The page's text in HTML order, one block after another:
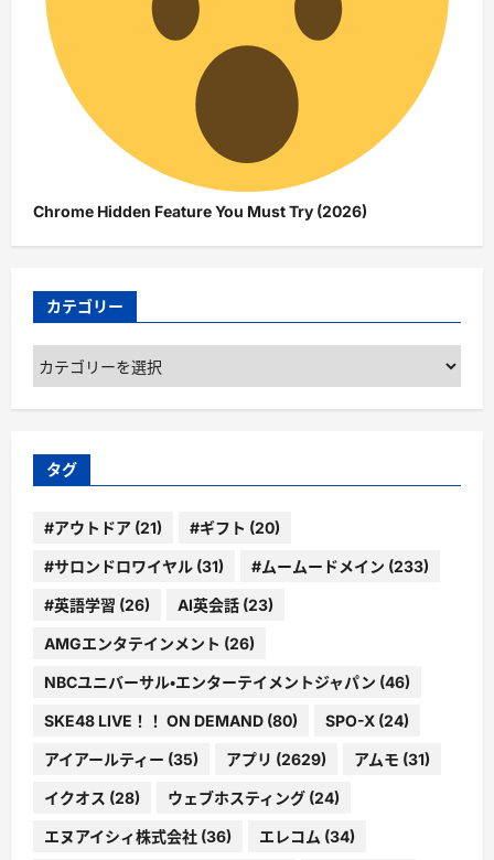
Chrome Hidden Feature You Must Try (2026)
カテゴリー
カ
テ
ゴ
ー
タグ
#アウトドア (21) #ギフト (20)
#サロンドロワイヤル (31) #ムームードメイン (233)
#英語学習 (26) AI英会話 (23)
AMGエンタテインメント (26)
NBCユニバーサル・エンターテイメントジャパン (46)
SKE48 LIVE！！ ON DEMAND (80) SPO-X (24)
アイアールティー (35) アプリ (2629) アムモ (31)
イクオス (28) ウェブホスティング (24)
エヌアイシィ株式会社 (36) エレコム (34)